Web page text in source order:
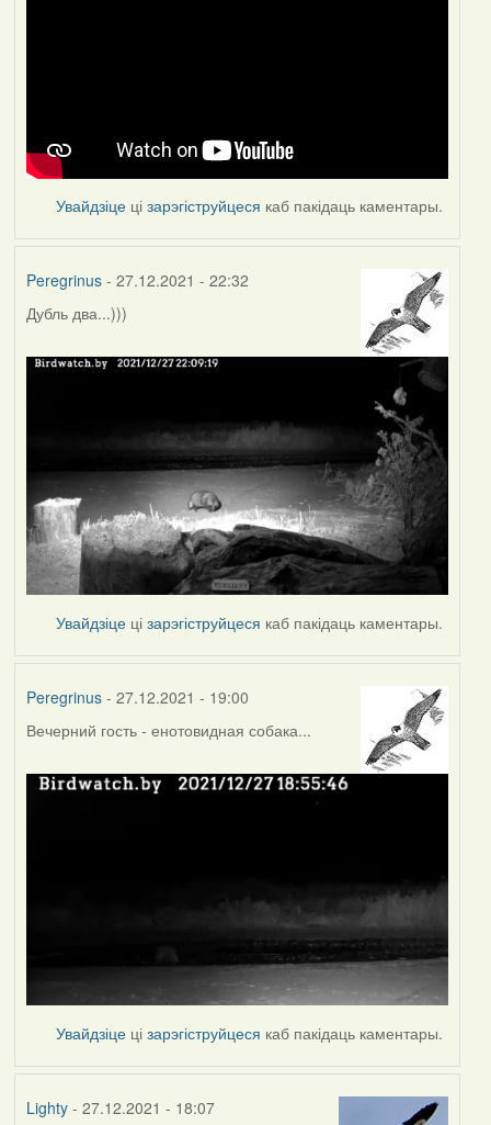
Увайдзіце цізарэгіструйцеся каб пакідаць каментары.
Peregrinus- 27.12.2021 - 22:32
Дубль два...)))
Увайдзіце цізарэгіструйцеся каб пакідаць каментары.
Peregrinus- 27.12.2021 - 19:00
Вечерний гость - енотовидная собака...
Увайдзіце цізарэгіструйцеся каб пакідаць каментары.
Lighty- 27.12.2021 - 18:07